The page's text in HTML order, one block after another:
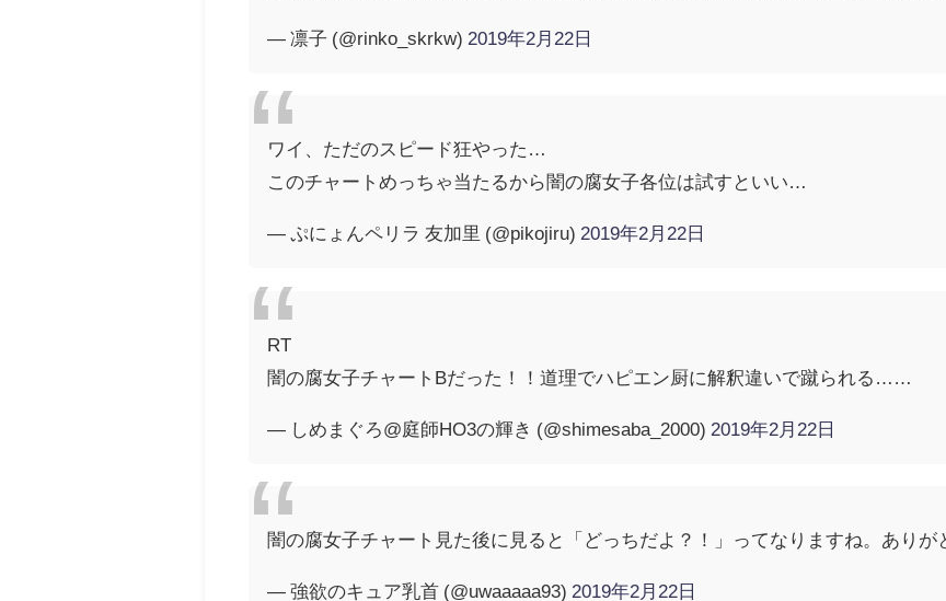
— 凛子 (@rinko_skrkw) 2019年2月22日
ワイ、ただのスピード狂やった…
このチャートめっちゃ当たるから闇の腐女子各位は試すといい…
— ぷにょんペリラ 友加里 (@pikojiru) 2019年2月22日
RT
闇の腐女子チャートBだった！！道理でハピエン厨に解釈違いで蹴られる……
— しめまぐろ@庭師HO3の輝き (@shimesaba_2000) 2019年2月22日
闇の腐女子チャート見た後に見ると「どっちだよ？！」ってなりますね。ありが
— 強欲のキュア乳首 (@uwaaaaa93) 2019年2月22日